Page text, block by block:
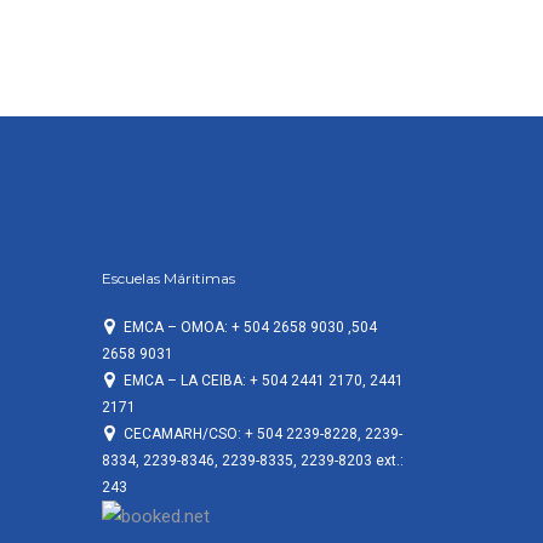
Escuelas Máritimas
EMCA – OMOA: + 504 2658 9030 ,504
2658 9031
EMCA – LA CEIBA: + 504 2441 2170, 2441
2171
CECAMARH/CSO: + 504 2239-8228, 2239-
8334, 2239-8346, 2239-8335, 2239-8203 ext.:
243